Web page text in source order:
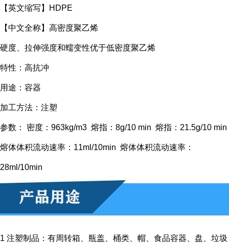
【英文缩写】HDPE
【中文全称】高密度聚乙烯
硬度、拉伸强度和蠕变性优于低密度聚乙烯
特性：高抗冲
用途：容器
加工方法：注塑
参数： 密度：963kg/m3 熔指：8g/10 min 熔指：21.5g/10 min
熔体体积流动速率：11ml/10min 熔体体积流动速率：
28ml/10min
1 注塑制品：有周转箱、瓶盖、桶类、帽、食品容器、盘、垃圾